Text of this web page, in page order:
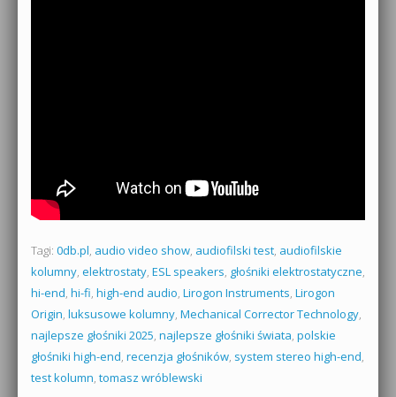
Tagi: 0db.pl, audio video show, audiofilski test, audiofilskie
kolumny, elektrostaty, ESL speakers, głośniki elektrostatyczne,
hi-end, hi-fi, high-end audio, Lirogon Instruments, Lirogon
Origin, luksusowe kolumny, Mechanical Corrector Technology,
najlepsze głośniki 2025, najlepsze głośniki świata, polskie
głośniki high-end, recenzja głośników, system stereo high-end,
test kolumn, tomasz wróblewski